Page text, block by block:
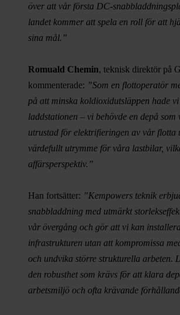
över att vår första DC-
landet kommer att spela en roll för att
sina mål.”
Romuald Chemin, teknisk direktör på
kommenterade: ”Som en flottoperatör
på att minska koldioxidutsläppen hade
laddstationen – vi behövde en depå
utrustad för elektrifieringen av vår flotta
värdefullt utrymme för våra lastbilar,
affärsperspektiv.”
Han fortsätter: ”Kempowers teknik
snabbladdning med utmärkt
vår övergång och gör att vi kan
infrastrukturen utan att kompromissa
och undvika större strukturella arbeten.
den robusthet som krävs för att klara
arbetsmiljö och ofta krävande